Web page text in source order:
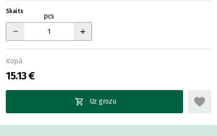
Skaits
pcs
Kopā
15.13 €
Uz grozu